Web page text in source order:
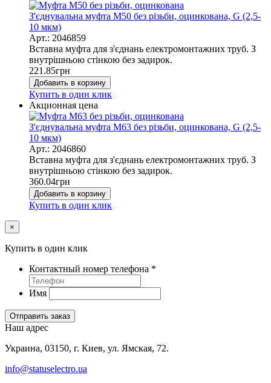
З'єднувальна муфта М50 без різьби, оцинкована, G (2,5-
10 мкм)
Арт.: 2046859
Вставна муфта для з'єднань електромонтажних труб. З
внутрішньою стінкою без задирок.
221.85грн
Добавить в корзину
Купить в один клик
Акционная цена
З'єднувальна муфта М63 без різьби, оцинкована, G (2,5-
10 мкм)
Арт.: 2046860
Вставна муфта для з'єднань електромонтажних труб. З
внутрішньою стінкою без задирок.
360.04грн
Добавить в корзину
Купить в один клик
×
Купить в один клик
Контактный номер телефона *
Имя
Отправить заказ
Наш адрес
Украина, 03150, г. Киев, ул. Ямская, 72.
info@statuselectro.ua